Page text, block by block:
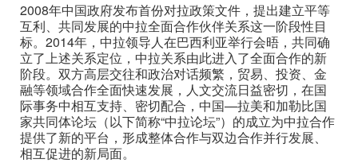
2008年中国政府发布首份对拉政策文件，提出建立平等
互利、共同发展的中拉全面合作伙伴关系这一阶段性目
标。2014年，中拉领导人在巴西利亚举行会晤，共同确
立了上述关系定位，中拉关系由此进入了全面合作的新
阶段。双方高层交往和政治对话频繁，贸易、投资、金
融等领域合作全面快速发展，人文交流日益密切，在国
际事务中相互支持、密切配合，中国—拉美和加勒比国
家共同体论坛（以下简称“中拉论坛”）的成立为中拉合作
提供了新的平台，形成整体合作与双边合作并行发展、
相互促进的新局面。